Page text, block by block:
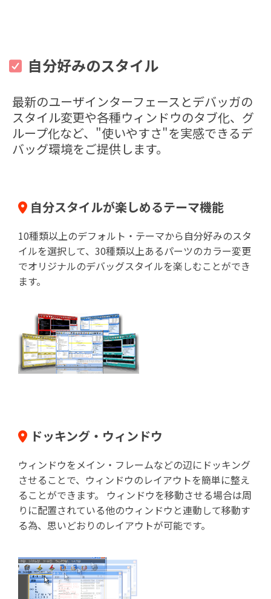
自分好みのスタイル
最新のユーザインターフェースとデバッガの
スタイル変更や各種ウィンドウのタブ化、グ
ループ化など、"使いやすさ"を実感できるデ
バッグ環境をご提供します。
自分スタイルが楽しめるテーマ機能
10種類以上のデフォルト・テーマから自分好みのスタ
イルを選択して、30種類以上あるパーツのカラー変更
でオリジナルのデバッグスタイルを楽しむことができ
ます。
ドッキング・ウィンドウ
ウィンドウをメイン・フレームなどの辺にドッキング
させることで、ウィンドウのレイアウトを簡単に整え
ることができます。 ウィンドウを移動させる場合は周
りに配置されている他のウィンドウと連動して移動す
る為、思いどおりのレイアウトが可能です。